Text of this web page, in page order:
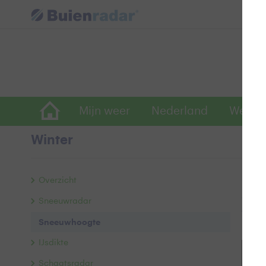
Mijn weer Nederland
Winter
Overzicht
Sneeuwradar
Sneeuwhoogte
IJsdikte
Schaatsradar